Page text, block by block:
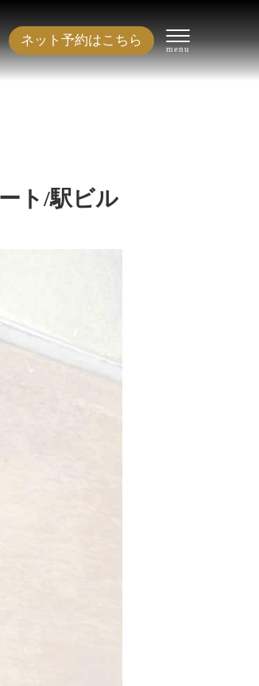
ネット予約はこちら
ト/駅ビル